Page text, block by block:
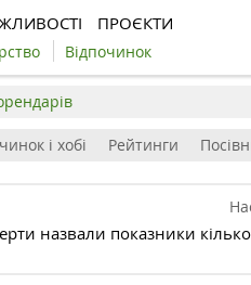
ПРОЄКТИ
Відпочинок
і хобі Рейтинги
назвали показники